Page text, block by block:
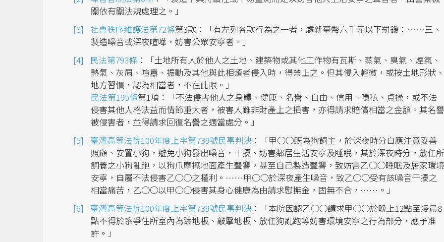
關依有關法規處理之。」
社會秩序維護法第72條第3款：「有左列各款行為之一者，處新臺幣六千元以下罰鍰：……三、
製造噪音或深夜喧嘩，妨害公眾安寧者。」
民法第793條 ：「土地所有人於他人之土地、建築物或其他工作物有瓦斯、蒸氣、臭氣、煙氣、
熱氣、灰屑、喧囂、振動及其他與此相類者侵入時，得禁止之。但其侵入輕微，或按土地形狀、
地方習慣，認為相當者，不在此限。」
民法第195條第1項：「不法侵害他人之身體、健康、名譽、自由、信用、隱私、貞操，或不法
侵害其他人格法益而情節重大者，被害人雖非財產上之損害，亦得請求賠償相當之金額。其名譽
被侵害者，並得請求回復名譽之適當處分。」
臺灣高等法院100年度上字第739號民事判決 ：「甲○○既為狗飼主，於深夜時分自應注意妥善
照顧、安置小狗，避免小狗發出噪音，干擾、妨害鄰居生活安寧及睡眠，其於深夜時分，放任所
飼養之小狗亂跑，以狗爪摩擦地面產生聲響，甚至自己製造聲響，致妨害乙○○睡眠及居家環境
安寧，自屬不法侵害乙○○之權利。……甲○○於深夜產生噪音，致乙○○受有該噪音干擾之
相當痛苦，乙○○以甲○○侵害其身心健康為由請求慰撫金，固無不合，……。」
臺灣高等法院100年度上字第739號民事判決 ：「本院因認乙○○請求甲○○於晚上12點至凌晨8
點不得於系爭住所室內為踱地板、敲擊地板、放任狗亂跑等妨害環境安寧之行為部分，應予准
許。」